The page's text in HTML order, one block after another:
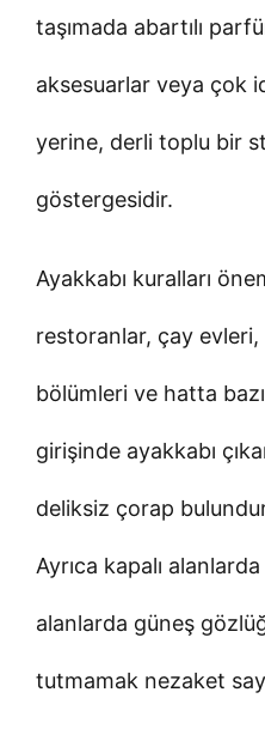
taşımada abartılı
aksesuarlar veya çok
yerine, derli toplu bir
göstergesidir.
Ayakkabı kuralları
restoranlar, çay evleri,
bölümleri ve hatta
girişinde ayakkabı
deliksiz çorap
Ayrıca kapalı
alanlarda güneş
tutmamak nezaket